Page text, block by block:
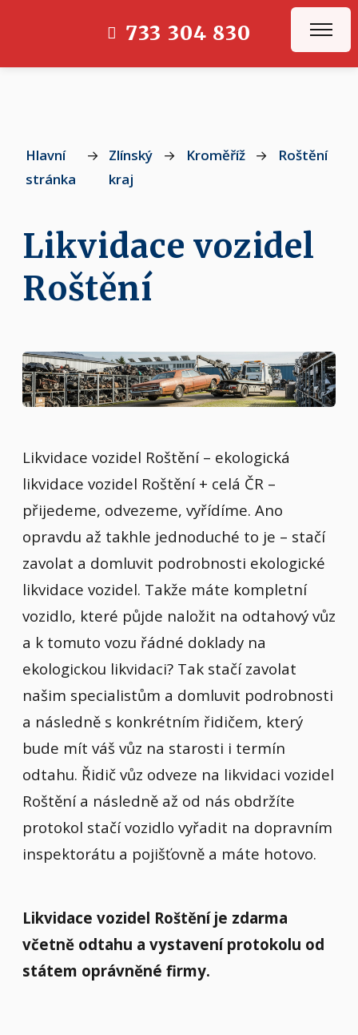
733 304 830
Hlavní
stránka
→
Zlínský
kraj
→ Kroměříž → Roštění
Likvidace vozidel
Roštění
Likvidace vozidel Roštění – ekologická
likvidace vozidel Roštění + celá ČR –
přijedeme, odvezeme, vyřídíme. Ano
opravdu až takhle jednoduché to je – stačí
zavolat a domluvit podrobnosti ekologické
likvidace vozidel. Takže máte kompletní
vozidlo, které půjde naložit na odtahový vůz
a k tomuto vozu řádné doklady na
ekologickou likvidaci? Tak stačí zavolat
našim specialistům a domluvit podrobnosti
a následně s konkrétním řidičem, který
bude mít váš vůz na starosti i termín
odtahu. Řidič vůz odveze na likvidaci vozidel
Roštění a následně až od nás obdržíte
protokol stačí vozidlo vyřadit na dopravním
inspektorátu a pojišťovně a máte hotovo.
Likvidace vozidel Roštění je zdarma
včetně odtahu a vystavení protokolu od
státem oprávněné firmy.